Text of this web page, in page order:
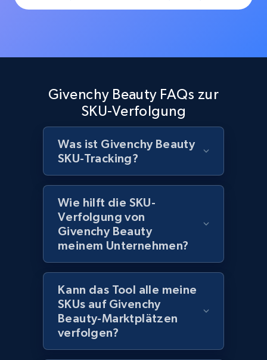
URL, Product id, Title, Images, Final price,
Best Buy products - Collect data on
products using specified keywords
URL, Product id, Title, Images, Final price,
Currency, Discount, Initial price, and more.
Lowes.com
162+
Givenchy Beauty FAQs zur
SKU-Verfolgung
Was ist Givenchy Beauty
SKU-Tracking?
Wie hilft die SKU-
Verfolgung von
Givenchy Beauty
meinem Unternehmen?
Kann das Tool alle meine
SKUs auf Givenchy
Beauty-Marktplätzen
verfolgen?